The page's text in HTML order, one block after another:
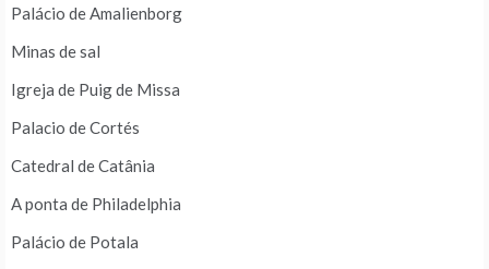
Palácio de Amalienborg
Minas de sal
Igreja de Puig de Missa
Palacio de Cortés
Catedral de Catânia
A ponta de Philadelphia
Palácio de Potala